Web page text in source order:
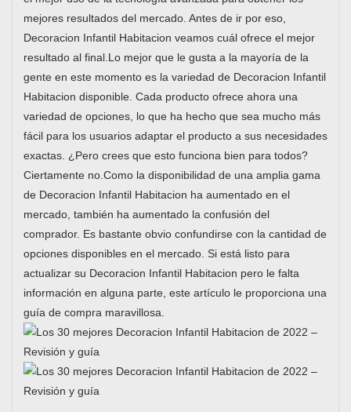
mejores resultados del mercado. Antes de ir por eso,
Decoracion Infantil Habitacion veamos cuál ofrece el mejor
resultado al final.Lo mejor que le gusta a la mayoría de la
gente en este momento es la variedad de Decoracion Infantil
Habitacion disponible. Cada producto ofrece ahora una
variedad de opciones, lo que ha hecho que sea mucho más
fácil para los usuarios adaptar el producto a sus necesidades
exactas. ¿Pero crees que esto funciona bien para todos?
Ciertamente no.Como la disponibilidad de una amplia gama
de Decoracion Infantil Habitacion ha aumentado en el
mercado, también ha aumentado la confusión del
comprador. Es bastante obvio confundirse con la cantidad de
opciones disponibles en el mercado. Si está listo para
actualizar su Decoracion Infantil Habitacion pero le falta
información en alguna parte, este artículo le proporciona una
guía de compra maravillosa.